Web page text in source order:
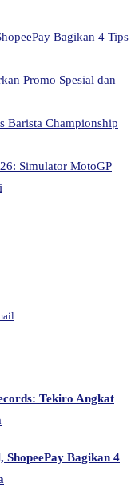
Bagikan 4 Tips
Promo Spesial dan
Barista Championship
Simulator MotoGP
Tekiro Angkat
Bagikan 4